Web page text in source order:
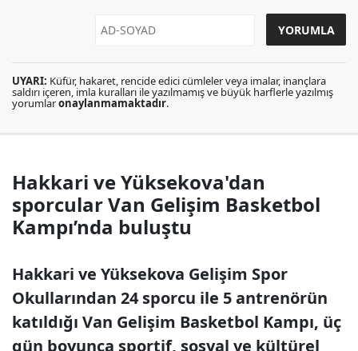
UYARI: Küfür, hakaret, rencide edici cümleler veya imalar, inançlara
saldırı içeren, imla kuralları ile yazılmamış ve büyük harflerle yazılmış
yorumlaronaylanmamaktadır.
Hakkari ve Yüksekova'dan
sporcular Van Gelişim Basketbol
Kampı’nda buluştu
Hakkari ve Yüksekova Gelişim Spor
Okullarından 24 sporcu ile 5 antrenörün
katıldığı Van Gelişim Basketbol Kampı, üç
gün boyunca sportif, sosyal ve kültürel